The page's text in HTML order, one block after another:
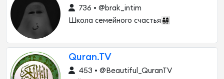
736 • @brak_intim
Школа семейного счастья👨‍👩‍👧‍👧
Quran.TV
453 • @Beautiful_QuranTV